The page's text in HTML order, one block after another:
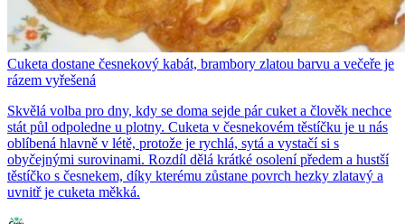
Cuketa dostane česnekový kabát, brambory zlatou barvu a večeře je
rázem vyřešená
Skvělá volba pro dny, kdy se doma sejde pár cuket a člověk nechce
stát půl odpoledne u plotny. Cuketa v česnekovém těstíčku je u nás
oblíbená hlavně v létě, protože je rychlá, sytá a vystačí si s
obyčejnými surovinami. Rozdíl dělá krátké osolení předem a hustší
těstíčko s česnekem, díky kterému zůstane povrch hezky zlatavý a
uvnitř je cuketa měkká.